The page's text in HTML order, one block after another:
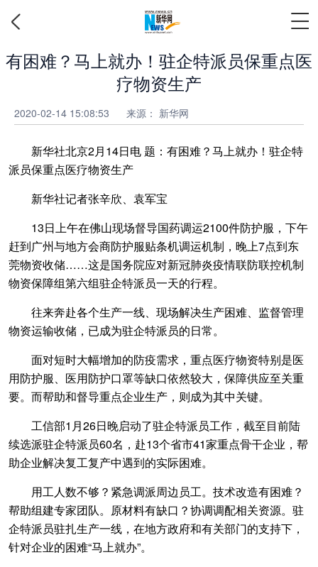
有困难？马上就办！驻企特派员保重点医
疗物资生产
2020-02-14 15:08:53 来源： 新华网
新华社北京2月14日电 题：有困难？马上就办！驻企特
派员保重点医疗物资生产
新华社记者张辛欣、袁军宝
13日上午在佛山现场督导国药调运2100件防护服，下午
赶到广州与地方会商防护服贴条机调运机制，晚上7点到东
莞物资收储……这是国务院应对新冠肺炎疫情联防联控机制
物资保障组第六组驻企特派员一天的行程。
往来奔赴各个生产一线、现场解决生产困难、监督管理
物资运输收储，已成为驻企特派员的日常。
面对短时大幅增加的防疫需求，重点医疗物资特别是医
用防护服、医用防护口罩等缺口依然较大，保障供应至关重
要。而帮助和督导重点企业生产，则成为其中关键。
工信部1月26日晚启动了驻企特派员工作，截至目前陆
续选派驻企特派员60名，赴13个省市41家重点骨干企业，帮
助企业解决复工复产中遇到的实际困难。
用工人数不够？紧急调派周边员工。技术改造有困难？
帮助组建专家团队。原材料有缺口？协调调配相关资源。驻
企特派员驻扎生产一线，在地方政府和有关部门的支持下，
针对企业的困难“马上就办”。